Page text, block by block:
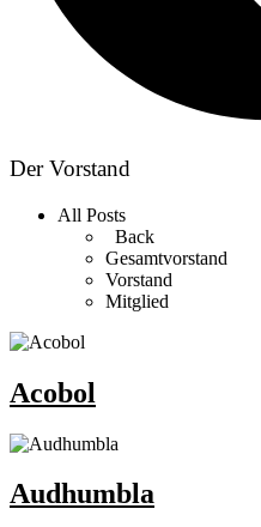
Der Vorstand
All Posts
Back
Gesamtvorstand
Vorstand
Mitglied
Acobol
Audhumbla